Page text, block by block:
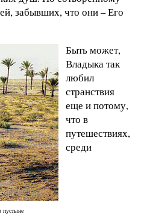
забывших, что они – Его
пустыне
Быть может,
Владыка так
любил
странствия
еще и потому,
что в
путешествиях,
среди